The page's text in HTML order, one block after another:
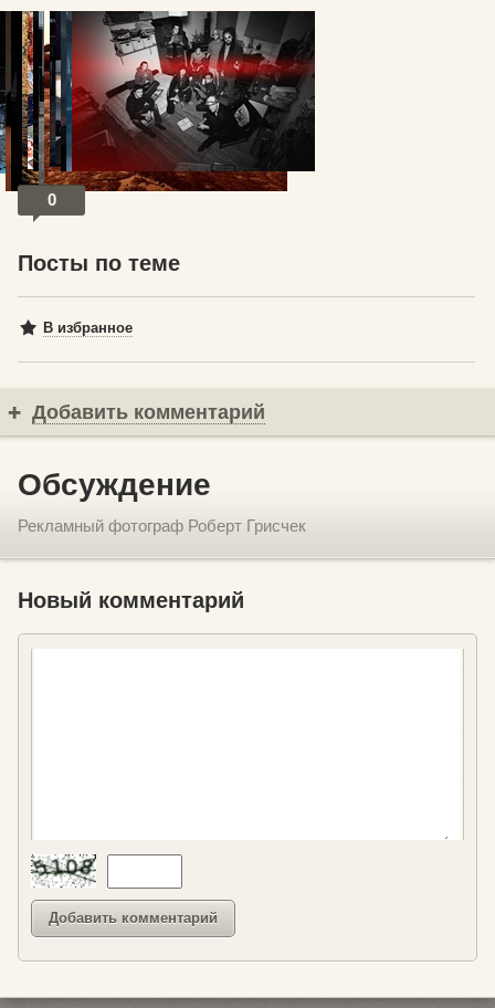
© Роберт Грисчек
0
Посты по теме
В избранное
Добавить комментарий
Обсуждение
Рекламный фотограф Роберт Грисчек
Новый комментарий